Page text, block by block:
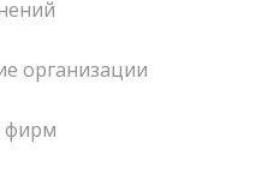
организации
фирм